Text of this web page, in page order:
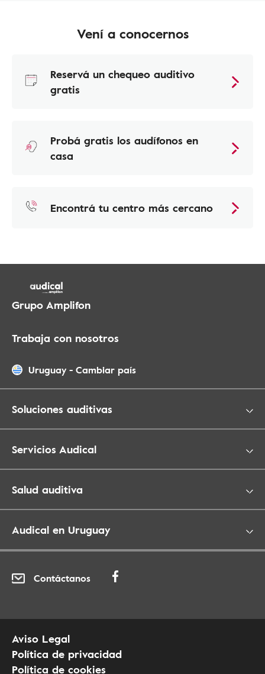
Vení a conocernos
Reservá un chequeo auditivo
gratis
Probá gratis los audífonos en
casa
Encontrá tu centro más cercano
Grupo Amplifon
Trabaja con nosotros
Uruguay - Cambiar país
Soluciones auditivas
Servicios Audical
Salud auditiva
Audical en Uruguay
Contáctanos
Aviso Legal
Política de privacidad
Política de cookies